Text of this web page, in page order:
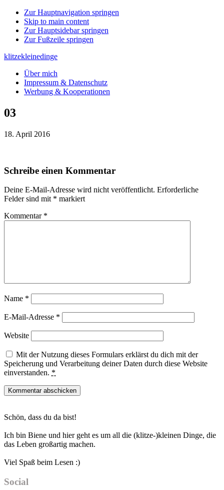
Zur Hauptnavigation springen
Skip to main content
Zur Hauptsidebar springen
Zur Fußzeile springen
klitzekleinedinge
Über mich
Impressum & Datenschutz
Werbung & Kooperationen
03
18. April 2016
Leser-
Schreibe einen Kommentar
Deine E-Mail-Adresse wird nicht veröffentlicht. Erforderliche
Felder sind mit * markiert
Kommentar *
Name *
E-Mail-Adresse *
Website
Mit der Nutzung dieses Formulars erklärst du dich mit der
Speicherung und Verarbeitung deiner Daten durch diese Website
einverstanden. *
Sidebar
Schön, dass du da bist!
Ich bin Biene und hier geht es um all die (klitze-)kleinen Dinge, die
das Leben großartig machen.
Viel Spaß beim Lesen :)
Social